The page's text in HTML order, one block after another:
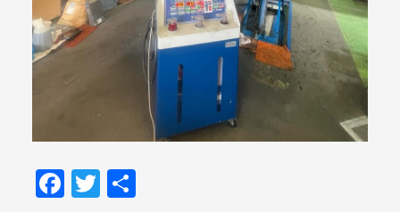
Facebook
Twitter
共